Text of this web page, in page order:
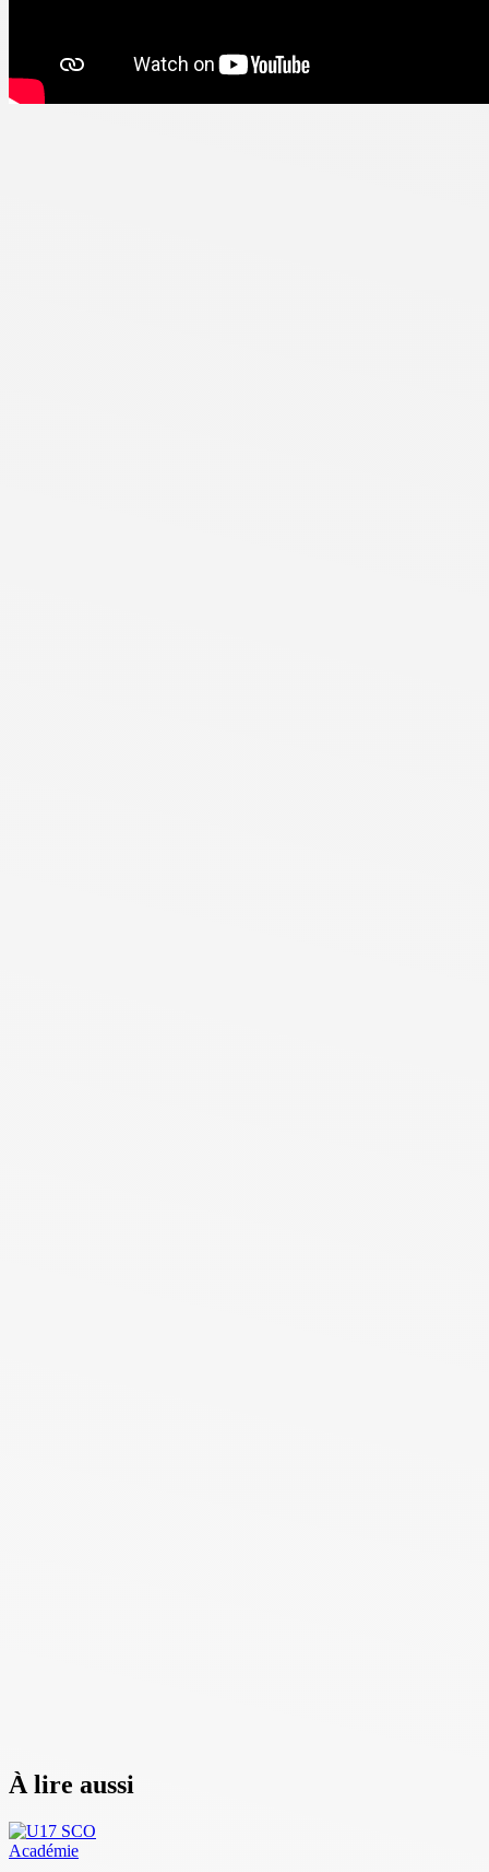
À lire aussi
Académie